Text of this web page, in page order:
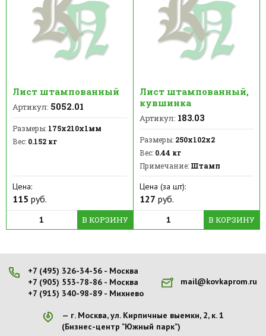
Лист штампованный
Артикул: 5052.01
Размеры: 175х210х1мм
Вес: 0.152 кг
Цена:
115 руб.
В КОРЗИНУ
Лист штампованный,
кувшинка
Артикул: 183.03
Размеры:250х102х2
Вес:0.44 кг
Примечание:Штамп
Цена (за шт):
127 руб.
В КОРЗИНУ
+7 (495) 326-34-56 - Москва
+7 (905) 553-78-86 - Москва
+7 (915) 340-98-89 - Михнево
mail@kovkaprom.ru
г. Москва, ул. Кирпичные выемки, 2, к. 1
(Бизнес-центр "Южный парк")